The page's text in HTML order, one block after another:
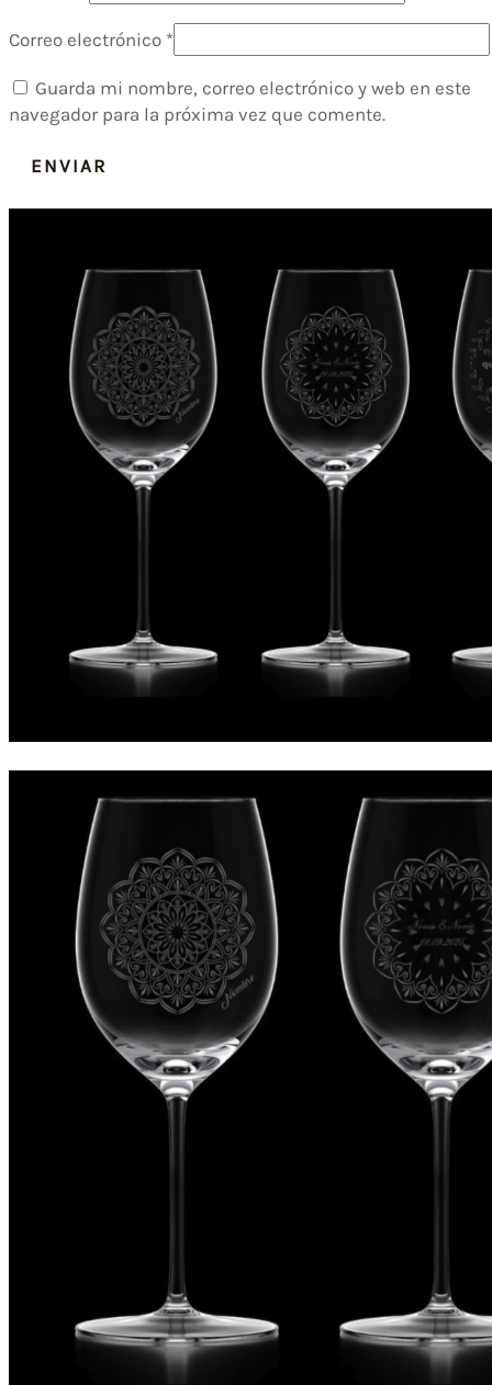
Correo electrónico *
Guarda mi nombre, correo electrónico y web en este
navegador para la próxima vez que comente.